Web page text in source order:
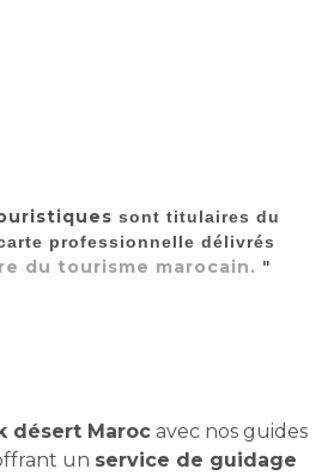
sont titulaires du
professionnelle délivrés
du tourisme marocain. "
désert Maroc avec nos guides
un service de guidage